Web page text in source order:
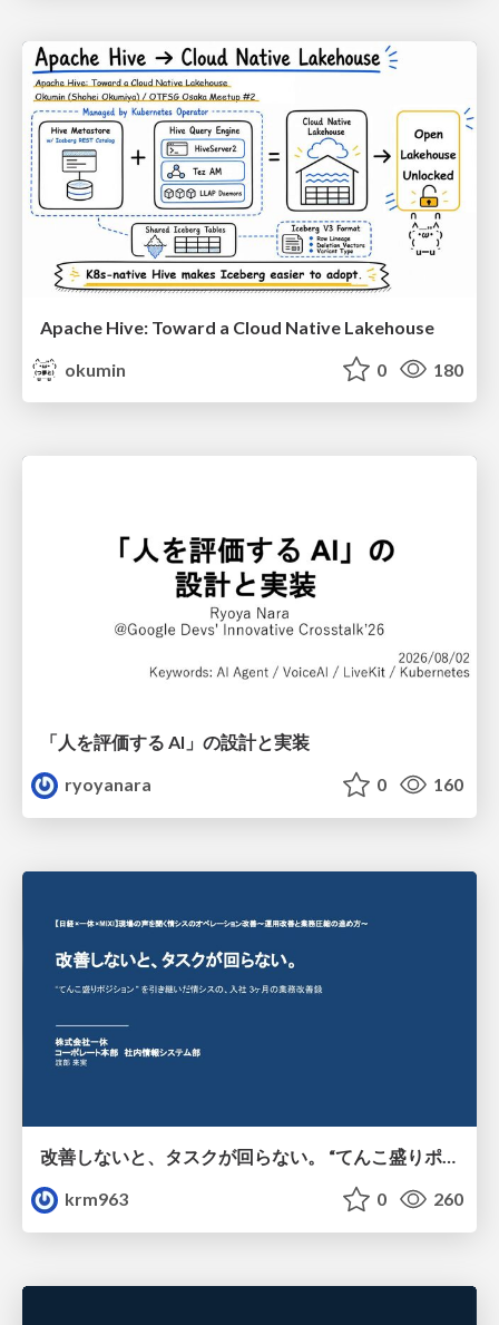
Apache Hive: Toward a Cloud Native Lakehouse
okumin
0 180
「人を評価する AI」の 設計と実装
ryoyanara
0 160
改善しないと、タスクが回らない。 “てんこ盛りポジション” を引き継いだ情シスの、入社3ヶ月の業務改善録
krm963
0 260